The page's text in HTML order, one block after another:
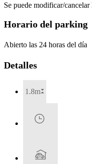
Se puede modificar/cancelar
Horario del parking
Abierto las 24 horas del día
Detalles
1.8m